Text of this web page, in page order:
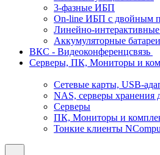
3-фазные ИБП
On-line ИБП с двойным
Линейно-
Аккумуляторные батареи
ВКС - Видеоконференцсвязь
Серверы, ПК, Мониторы и
Сетевые карты, USB-
NAS, серверы хранения
Серверы
ПК, Мониторы и
Тонкие клиенты